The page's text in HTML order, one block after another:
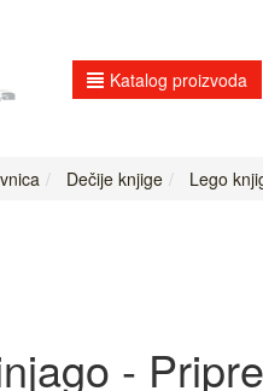
Katalog proizvoda
Dečije knjige Lego
-